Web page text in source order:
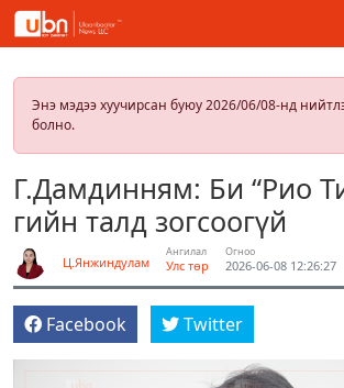
Энэ мэдээ хуучирсан буюу 2026/06/08-нд
болно.
Г.Дамдинням: Би “Рио
гийн талд зогсоогүй
Ц.Янжиндулам
Ангилал
Улс төр
Огноо
2026-06-08 12:26:27
Facebook Twitter